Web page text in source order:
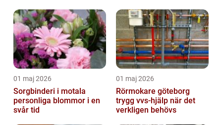
01 maj 2026
Sorgbinderi i motala
personliga blommor i en
svår tid
01 maj 2026
Rörmokare göteborg
trygg vvs-hjälp när det
verkligen behövs